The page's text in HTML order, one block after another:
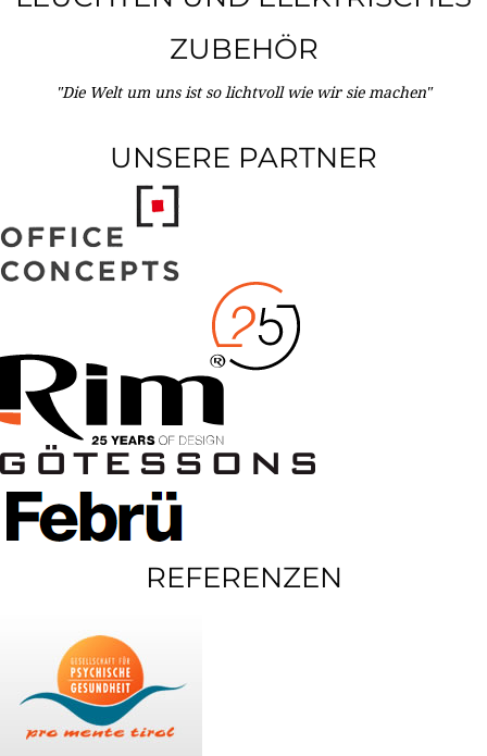
ZUBEHÖR
"Die Welt um uns ist so lichtvoll wie wir sie machen"
UNSERE PARTNER
REFERENZEN